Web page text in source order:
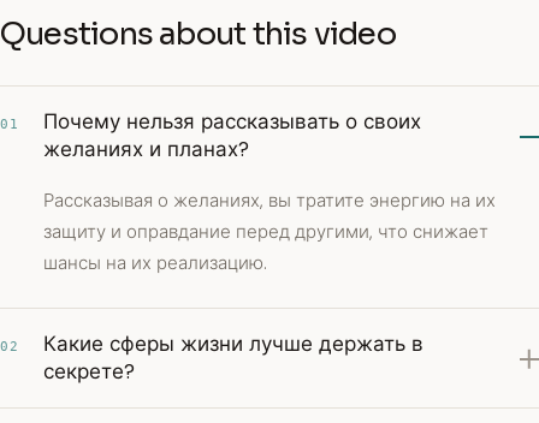
Questions about this video
01
Почему нельзя рассказывать о своих
желаниях и планах?
Рассказывая о желаниях, вы тратите энергию на их
защиту и оправдание перед другими, что снижает
шансы на их реализацию.
02
Какие сферы жизни лучше держать в
секрете?